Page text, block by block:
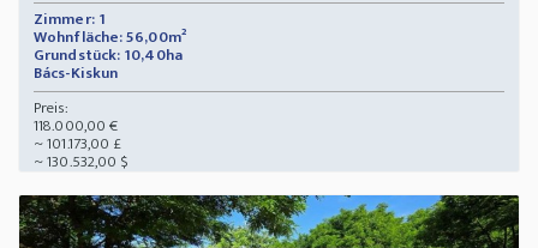
Zimmer: 1
Wohnfläche: 56,00m²
Grundstück: 10,40ha
Bács-Kiskun
Preis:
118.000,00 €
~ 101.173,00 £
~ 130.532,00 $